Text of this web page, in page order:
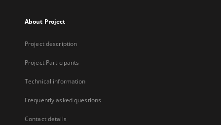
About Project
Project description
Project Participants
Technical information
Frequently asked questions
Contact details